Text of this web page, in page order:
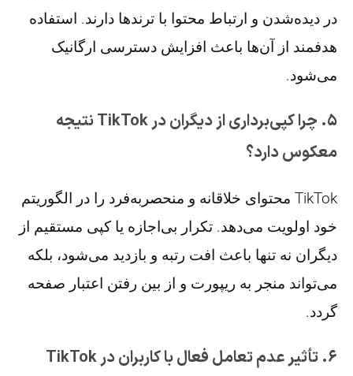
در دیده‌شدن و ارتباط محتوا با ترندها دارند. استفاده
هدفمند از آن‌ها باعث افزایش دسترسی ارگانیک
می‌شود.
۵. چرا کپی‌برداری از دیگران در TikTok نتیجه
معکوس دارد؟
TikTok محتوای خلاقانه و منحصربه‌فرد را در الگوریتم
خود اولویت می‌دهد. تکرار بی‌اجازه یا کپی مستقیم از
دیگران نه تنها باعث افت رتبه و بازدید می‌شود، بلکه
می‌تواند منجر به ریپورت و از بین رفتن اعتبار صفحه
گردد.
۶. تأثیر عدم تعامل فعال با کاربران در TikTok